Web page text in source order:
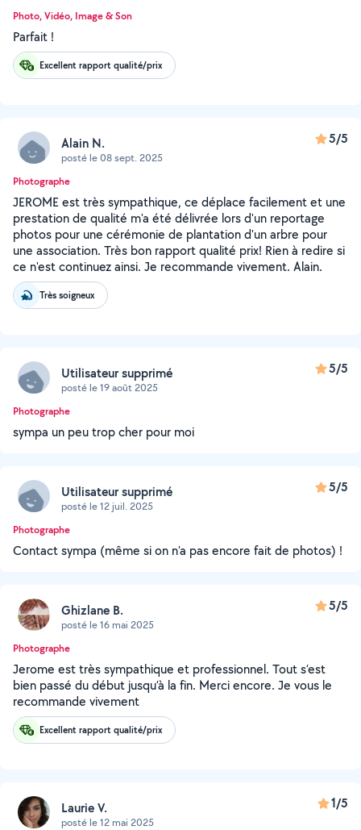
Photo, Vidéo, Image & Son
Parfait !
Excellent rapport qualité/prix
Alain N.
posté le 08 sept. 2025
5/5
Photographe
JEROME est très sympathique, ce déplace facilement et une
prestation de qualité m'a été délivrée lors d'un reportage
photos pour une cérémonie de plantation d'un arbre pour
une association. Très bon rapport qualité prix! Rien à redire si
ce n'est continuez ainsi. Je recommande vivement. Alain.
Très soigneux
Utilisateur supprimé
posté le 19 août 2025
5/5
Photographe
sympa un peu trop cher pour moi
Utilisateur supprimé
posté le 12 juil. 2025
5/5
Photographe
Contact sympa (même si on n'a pas encore fait de photos) !
Ghizlane B.
posté le 16 mai 2025
5/5
Photographe
Jerome est très sympathique et professionnel. Tout s’est
bien passé du début jusqu’à la fin. Merci encore. Je vous le
recommande vivement
Excellent rapport qualité/prix
Laurie V.
posté le 12 mai 2025
1/5